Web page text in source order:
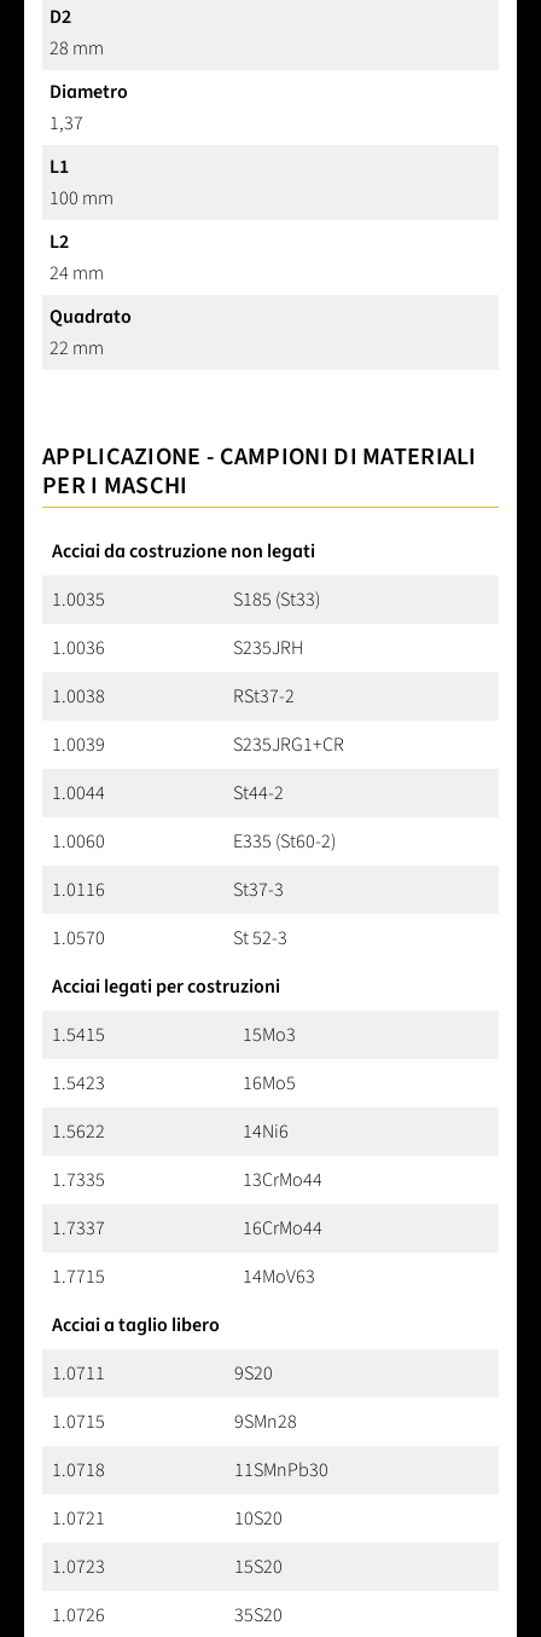
D2
28 mm
Diametro
1,37
L1
100 mm
L2
24 mm
Quadrato
22 mm
APPLICAZIONE - CAMPIONI DI MATERIALI
PER I MASCHI
Acciai da costruzione non legati
1.0035
S185 (St33)
1.0036
S235JRH
1.0038
RSt37-2
1.0039
S235JRG1+CR
1.0044
St44-2
1.0060
E335 (St60-2)
1.0116
St37-3
1.0570
St 52-3
Acciai legati per costruzioni
1.5415
15Mo3
1.5423
16Mo5
1.5622
14Ni6
1.7335
13CrMo44
1.7337
16CrMo44
1.7715
14MoV63
Acciai a taglio libero
1.0711
9S20
1.0715
9SMn28
1.0718
11SMnPb30
1.0721
10S20
1.0723
15S20
1.0726
35S20